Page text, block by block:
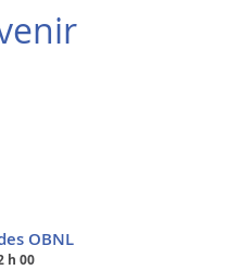
OBNL
h 00